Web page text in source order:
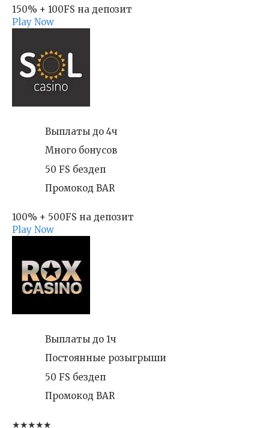
150% + 100FS на депозит
Play Now
Выплаты до 4ч
Много бонусов
50 FS бездеп
Промокод BAR
100% + 500FS на депозит
Play Now
Выплаты до 1ч
Постоянные розыгрыши
50 FS бездеп
Промокод BAR
★★★★★